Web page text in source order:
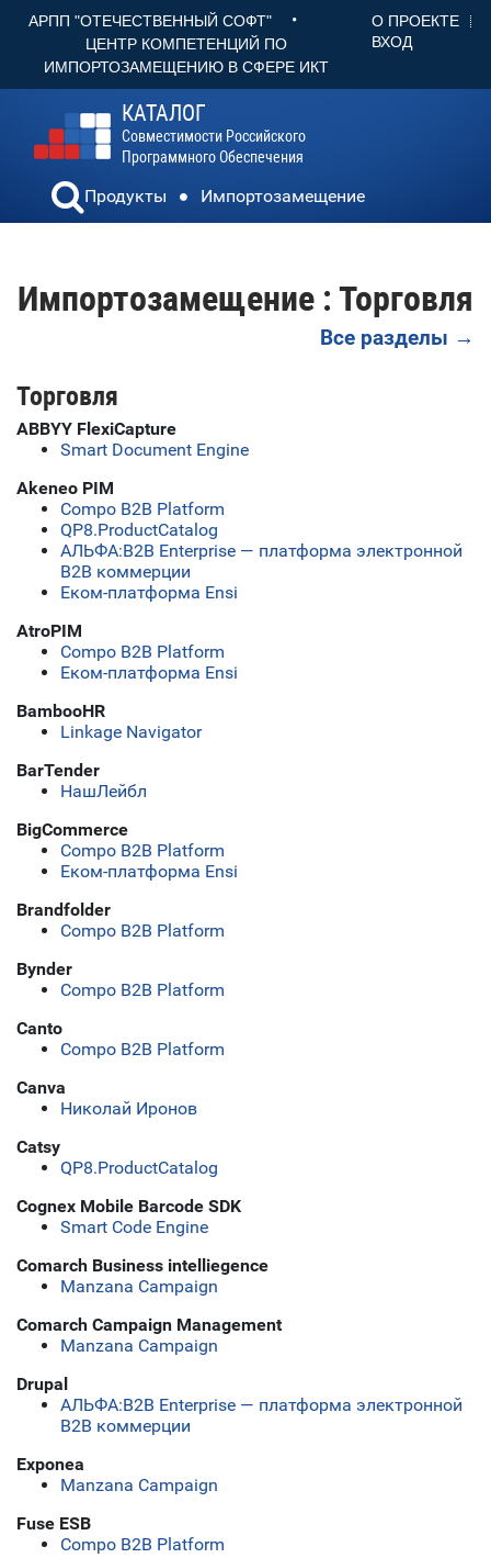
АРПП "ОТЕЧЕСТВЕННЫЙ СОФТ" •
ЦЕНТР КОМПЕТЕНЦИЙ ПО
ИМПОРТОЗАМЕЩЕНИЮ В СФЕРЕ ИКТ
О ПРОЕКТЕ
ВХОД
КАТАЛОГ
Совместимости Российского
Программного Обеспечения
Продукты Импортозамещение
Импортозамещение : Торговля
Все разделы →
Торговля
ABBYY FlexiCapture
Smart Document Engine
Akeneo PIM
Compo B2B Platform
QP8.ProductCatalog
АЛЬФА:B2B Enterprise — платформа электронной
B2B коммерции
Еком-платформа Ensi
AtroPIM
Compo B2B Platform
Еком-платформа Ensi
BambooHR
Linkage Navigator
BarTender
НашЛейбл
BigCommerce
Compo B2B Platform
Еком-платформа Ensi
Brandfolder
Compo B2B Platform
Bynder
Compo B2B Platform
Canto
Compo B2B Platform
Canva
Николай Иронов
Catsy
QP8.ProductCatalog
Cognex Mobile Barcode SDK
Smart Code Engine
Comarch Business intelliegence
Manzana Campaign
Comarch Campaign Management
Manzana Campaign
Drupal
АЛЬФА:B2B Enterprise — платформа электронной
B2B коммерции
Exponea
Manzana Campaign
Fuse ESB
Compo B2B Platform